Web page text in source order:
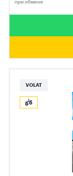
при обмене
VOLAT